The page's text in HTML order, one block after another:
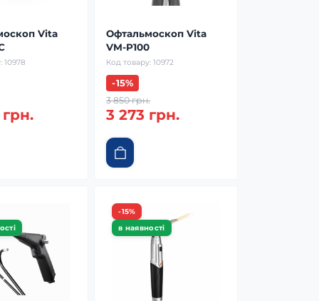
Vita
10978
Офтальмоскоп Vita
VM-P100
Код товару:10972
-15%
3 850 грн.
3 273 грн.
-15%
в наявності